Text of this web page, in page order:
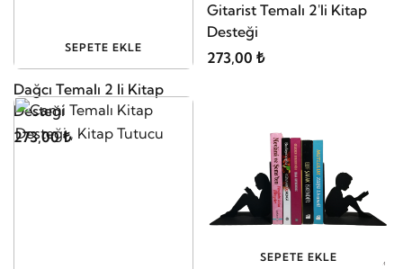
SEPETE EKLE
Dağcı Temalı 2 li Kitap
Desteği
273,00 ₺
Gitarist Temalı 2'li Kitap
Desteği
273,00 ₺
SEPETE EKLE